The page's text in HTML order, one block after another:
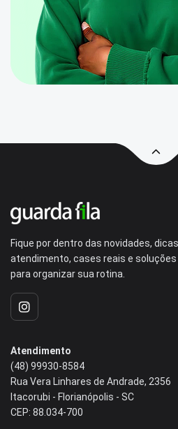
Fique por dentro das novidades,
atendimento, cases reais e
para organizar sua rotina.
Atendimento
(48) 99930‑8584‬
Rua Vera Linhares de Andrade, 2356
Itacorubi - Florianópolis - SC
CEP: 88.034-700